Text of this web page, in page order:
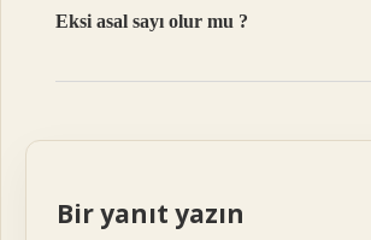
Eksi asal sayı olur mu ?
Bir yanıt yazın